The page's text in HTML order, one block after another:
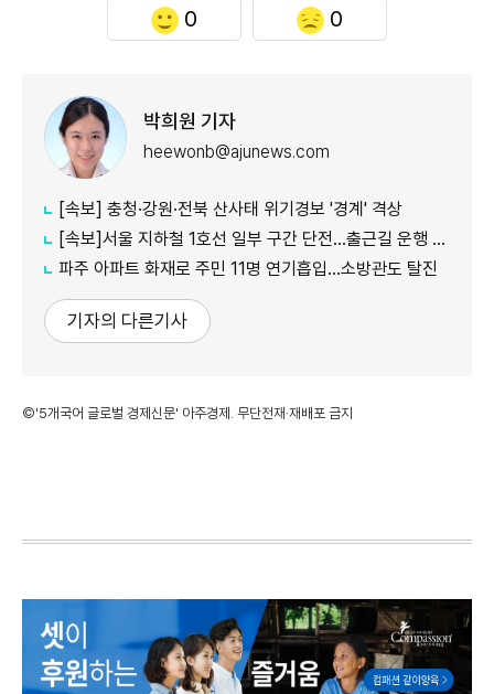
0 0
박희원 기자
heewonb@ajunews.com
[속보] 충청·강원·전북 산사태 위기경보 '경계' 격상
[속보]서울 지하철 1호선 일부 구간 단전…출근길 운행 지연
파주 아파트 화재로 주민 11명 연기흡입…소방관도 탈진
기자의 다른기사
©'5개국어 글로벌 경제신문' 아주경제. 무단전재·재배포 금지